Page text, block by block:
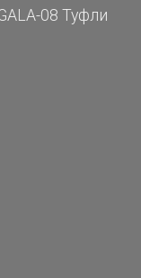
08 Туфли